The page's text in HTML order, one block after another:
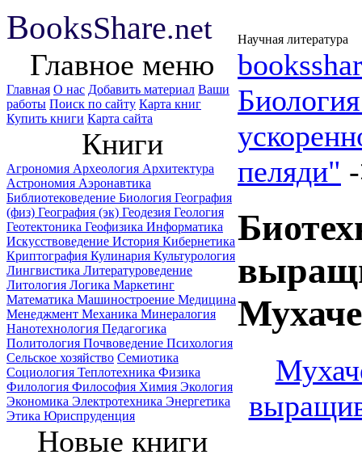
BooksShare.net Научная литература
Главное меню
Главная О нас Добавить материал Ваши
работы Поиск по сайту Карта книг
Купить книги Карта сайта
Книги
Агрономия Археология Архитектура
Астрономия Аэронавтика
Библиотековедение Биология География
(физ) География (эк) Геодезия Геология
Геотектоника Геофизика Информатика
Искусствоведение История Кибернетика
Криптография Кулинария Культурология
Лингвистика Литературоведение
Литология Логика Маркетинг
Математика Машиностроение Медицина
Менеджмент Механика Минералогия
Нанотехнология Педагогика
Политология Почвоведение Психология
Сельское хозяйство Семиотика
Социология Теплотехника Физика
Филология Философия Химия Экология
Экономика Электротехника Энергетика
Этика Юриспруденция
Новые книги
пеляди"